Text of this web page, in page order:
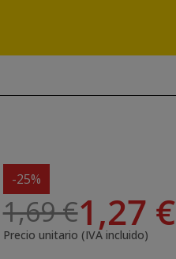
-25%
1,69 €1,27 €
Precio unitario (IVA incluido)